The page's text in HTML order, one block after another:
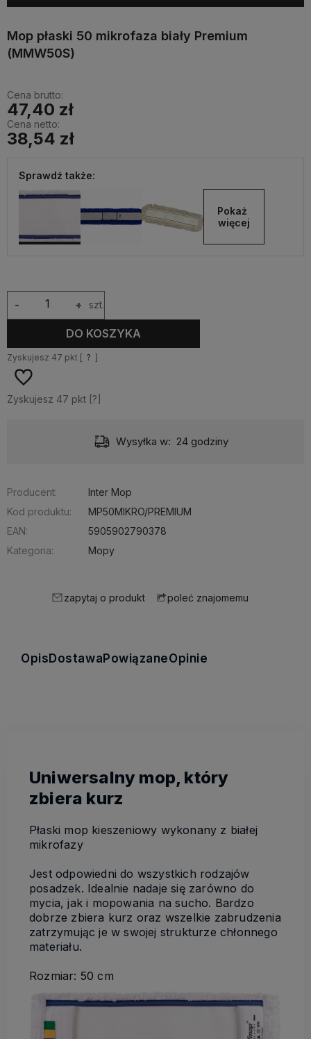
Mop płaski 50 mikrofaza biały Premium
(MMW50S)
Cena brutto:
47,40 zł
Cena netto:
38,54 zł
Sprawdź także:
Pokaż
więcej
+
- szt.
DO KOSZYKA
Zyskujesz 47 pkt [ ? ]
Zyskujesz 47 pkt [?]
od 10,99 zł - Pocztex odbiór w punkcie
Producent:
Inter Mop
Kod produktu:
MP50MIKRO/PREMIUM
EAN:
5905902790378
Kategoria:
Mopy
zapytaj o produkt poleć znajomemu
OpisDostawaPowiązaneOpinie
Uniwersalny mop, który
zbiera kurz
Płaski mop kieszeniowy wykonany z białej
mikrofazy
Jest odpowiedni do wszystkich rodzajów
posadzek. Idealnie nadaje się zarówno do
mycia, jak i mopowania na sucho. Bardzo
dobrze zbiera kurz oraz wszelkie zabrudzenia
zatrzymując je w swojej strukturze chłonnego
materiału.
Rozmiar: 50 cm